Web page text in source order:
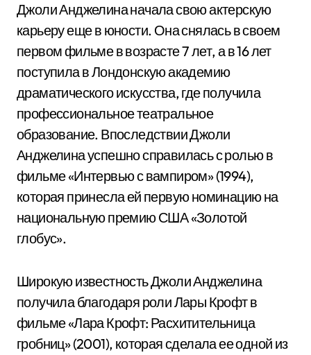
Джоли Анджелина начала свою актерскую
карьеру еще в юности. Она снялась в своем
первом фильме в возрасте 7 лет, а в 16 лет
поступила в Лондонскую академию
драматического искусства, где получила
профессиональное театральное
образование. Впоследствии Джоли
Анджелина успешно справилась с ролью в
фильме «Интервью с вампиром» (1994),
которая принесла ей первую номинацию на
национальную премию США «Золотой
глобус».
Широкую известность Джоли Анджелина
получила благодаря роли Лары Крофт в
фильме «Лара Крофт: Расхитительница
гробниц» (2001), которая сделала ее одной из